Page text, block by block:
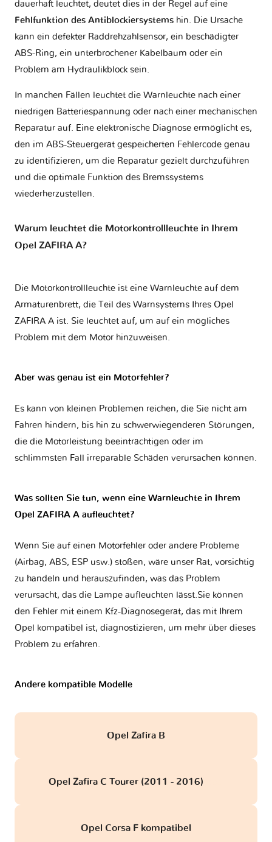
dauerhaft leuchtet, deutet dies in der Regel auf eine
Fehlfunktion des Antiblockiersystems hin. Die Ursache
kann ein defekter Raddrehzahlsensor, ein beschädigter
ABS-Ring, ein unterbrochener Kabelbaum oder ein
Problem am Hydraulikblock sein.
In manchen Fällen leuchtet die Warnleuchte nach einer
niedrigen Batteriespannung oder nach einer mechanischen
Reparatur auf. Eine elektronische Diagnose ermöglicht es,
den im ABS-Steuergerät gespeicherten Fehlercode genau
zu identifizieren, um die Reparatur gezielt durchzuführen
und die optimale Funktion des Bremssystems
wiederherzustellen.
Warum leuchtet die Motorkontrollleuchte in Ihrem
Opel ZAFIRA A?
Die Motorkontrollleuchte ist eine Warnleuchte auf dem
Armaturenbrett, die Teil des Warnsystems Ihres Opel
ZAFIRA A ist. Sie leuchtet auf, um auf ein mögliches
Problem mit dem Motor hinzuweisen.
Aber was genau ist ein Motorfehler?
Es kann von kleinen Problemen reichen, die Sie nicht am
Fahren hindern, bis hin zu schwerwiegenderen Störungen,
die die Motorleistung beeinträchtigen oder im
schlimmsten Fall irreparable Schäden verursachen können.
Was sollten Sie tun, wenn eine Warnleuchte in Ihrem
Opel ZAFIRA A aufleuchtet?
Wenn Sie auf einen Motorfehler oder andere Probleme
(Airbag, ABS, ESP usw.) stoßen, wäre unser Rat, vorsichtig
zu handeln und herauszufinden, was das Problem
verursacht, das die Lampe aufleuchten lässt.Sie können
den Fehler mit einem Kfz-Diagnosegerät, das mit Ihrem
Opel kompatibel ist, diagnostizieren, um mehr über dieses
Problem zu erfahren.
Andere kompatible Modelle
Opel Zafira B
Opel Zafira C Tourer (2011 - 2016)
Opel Corsa F kompatibel